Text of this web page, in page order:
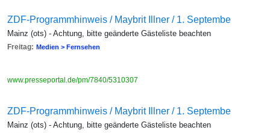
ZDF-Programmhinweis / Maybrit Illner / 1. Septembe
Mainz (ots) - Achtung, bitte geänderte Gästeliste beachten
Freitag: Medien > Fernsehen
www.presseportal.de/pm/7840/5310307
ZDF-Programmhinweis / Maybrit Illner / 1. Septembe
Mainz (ots) - Achtung, bitte geänderte Gästeliste beachten